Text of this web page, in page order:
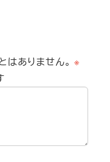
はありません。 ※